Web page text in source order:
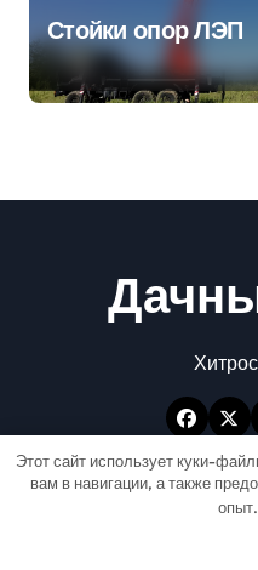
Стойки опор ЛЭП
Этот сайт использует куки-
вам в навигации, а также
опыт.